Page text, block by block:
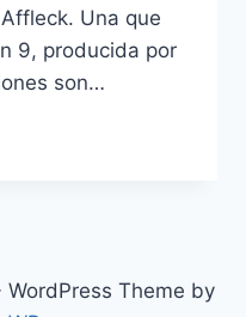
Una que
9, producida por
son…
Theme by